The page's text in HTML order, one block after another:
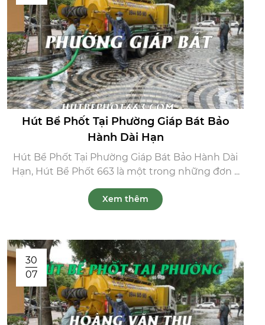
Hút Bể Phốt Tại Phường Giáp Bát Bảo
Hành Dài Hạn
Hút Bể Phốt Tại Phường Giáp Bát Bảo Hành Dài
Hạn, Hút Bể Phốt 663 là một trong những đơn ...
Xem thêm
30
07